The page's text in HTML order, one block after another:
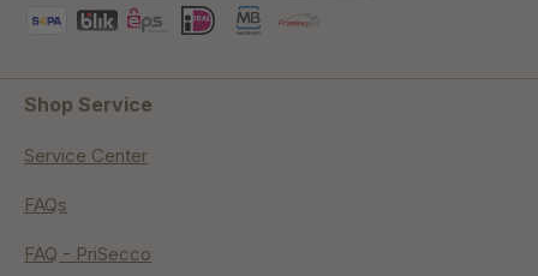
Shop Service
Service Center
FAQs
FAQ - PriSecco